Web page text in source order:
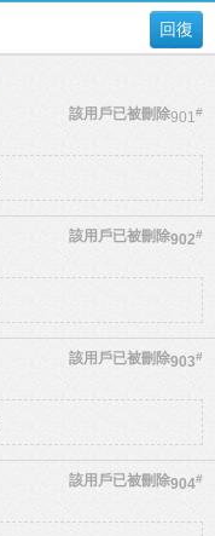
回復
901#
該用戶已被刪除
902#
該用戶已被刪除
903#
該用戶已被刪除
904#
該用戶已被刪除